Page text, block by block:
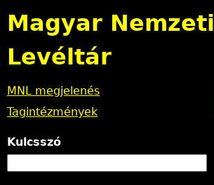
Jump to navigation
Magyar Nemzeti
Levéltár
Kulcsszó
MNL megjelenés
Tagintézmények